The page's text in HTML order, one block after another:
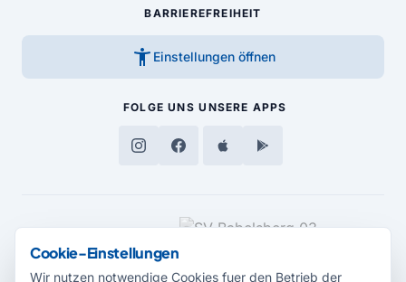
BARRIEREFREIHEIT
accessibility_new Einstellungen öffnen
FOLGE UNS UNSERE APPS
MEDIENPARTNER
Cookie-Einstellungen
Wir nutzen notwendige Cookies fuer den Betrieb der